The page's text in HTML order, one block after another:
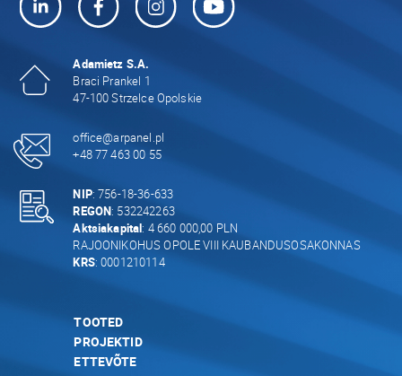
Adamietz S.A.
Braci Prankel 1
47-100 Strzelce Opolskie
office@arpanel.pl
+48 77 463 00 55
NIP: 756-18-36-633
REGON: 532242263
Aktsiakapital: 4 660 000,00 PLN
RAJOONIKOHUS OPOLE VIII KAUBANDUSOSAKONNAS
KRS: 0001210114
TOOTED
PROJEKTID
ETTEVÕTE